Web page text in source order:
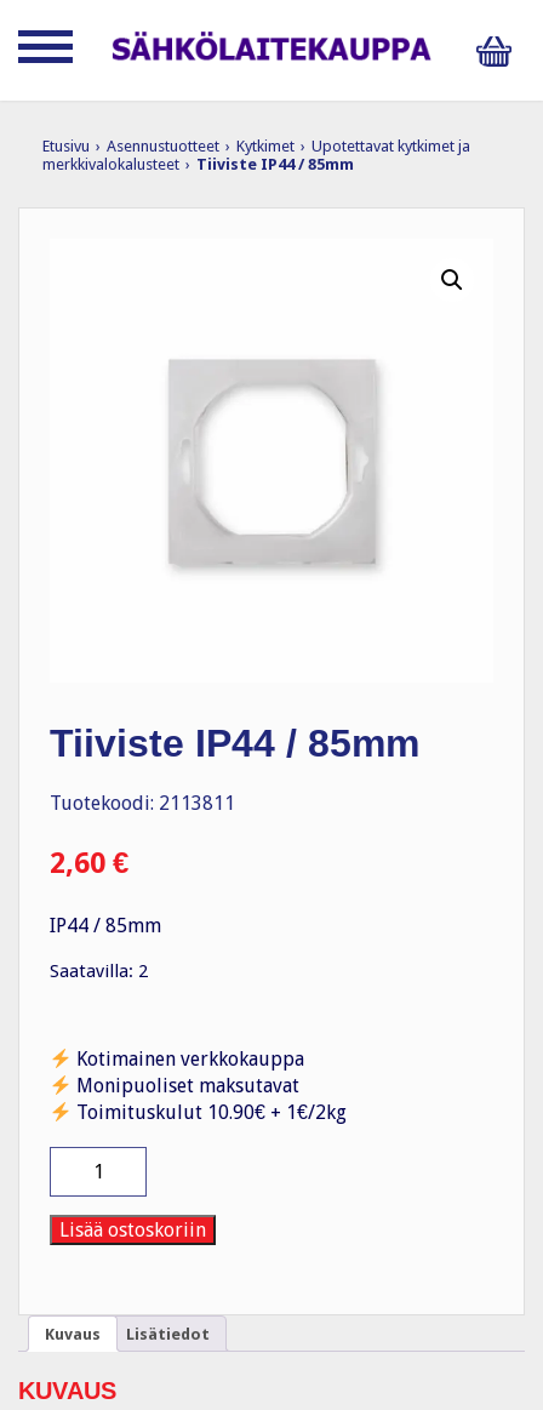
Etusivu › Asennustuotteet › Kytkimet › Upotettavat kytkimet ja
merkkivalokalusteet › Tiiviste IP44 / 85mm
Tiiviste IP44 / 85mm
Tuotekoodi: 2113811
2,60 €
IP44 / 85mm
Saatavilla: 2
Kotimainen verkkokauppa
Monipuoliset maksutavat
Toimituskulut 10.90€ + 1€/2kg
/
85mm
määrä
Lisää ostoskoriin
Kuvaus Lisätiedot
KUVAUS